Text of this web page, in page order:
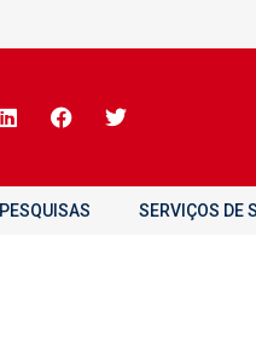
PESQUISAS SERVIÇOS DE